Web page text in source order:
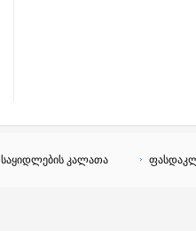
საყიდლების კალათა